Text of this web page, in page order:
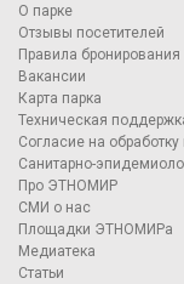
О парке
Отзывы посетителей
Правила бронирования
Вакансии
Карта парка
Техническая
Согласие на
Санитарно-
Про ЭТНОМИР
СМИ о нас
Площадки ЭТНОМИРа
Медиатека
Статьи